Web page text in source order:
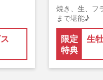
焼き、生、フ
まで堪能♪
限定
特典
生